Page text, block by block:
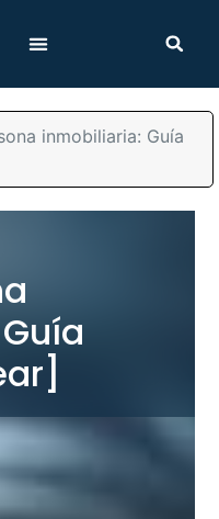
inmobiliaria: Guía